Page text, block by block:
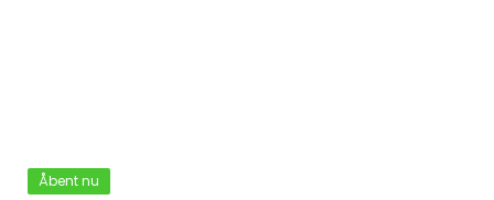
Åbent nu